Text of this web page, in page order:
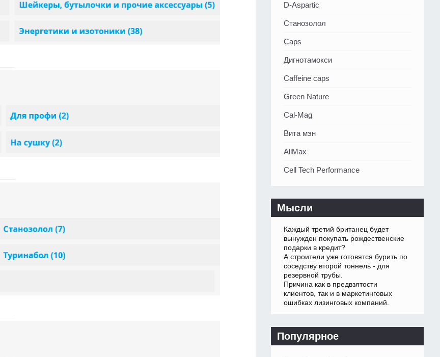
D-Aspartic
Станозолол
Caps
Дигнотамокси
Caffeine caps
Green Nature
Cal-Mag
Вита мэн
AllMax
Cell Tech Performance
Мысли
Каждый третий британец будет
вынужден покупать рождественские
подарки в кредит?
А строители уже готовятся бурить по
соседству второй тоннель - для
резервной трубы.
Причина как в предвзятости
клиентов, так и в маркетинговых
ошибках лизинговых компаний.
Популярное